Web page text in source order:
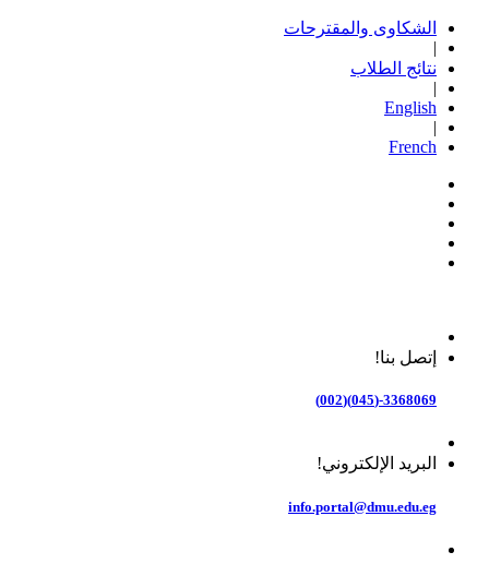
الشكاوى والمقترحات
|
نتائج الطلاب
|
English
|
French
إتصل بنا!
3368069-(045)(002)
البريد الإلكتروني!
info.portal@dmu.edu.eg